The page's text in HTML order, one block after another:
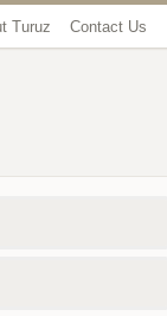
Turuz Contact Us